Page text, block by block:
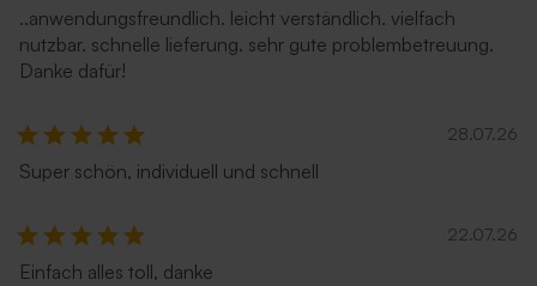
..anwendungsfreundlich. leicht verständlich. vielfach
nutzbar. schnelle lieferung. sehr gute problembetreuung.
Danke dafür!
28.07.26
Super schön, individuell und schnell
22.07.26
Einfach alles toll, danke